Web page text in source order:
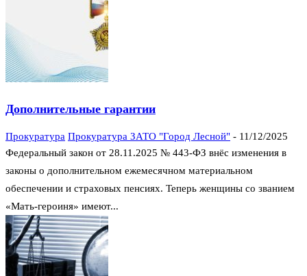
Дополнительные гарантии
Прокуратура Прокуратура ЗАТО "Город Лесной" - 11/12/2025
Федеральный закон от 28.11.2025 № 443-ФЗ внёс изменения в
законы о дополнительном ежемесячном материальном
обеспечении и страховых пенсиях. Теперь женщины со званием
«Мать-героиня» имеют...